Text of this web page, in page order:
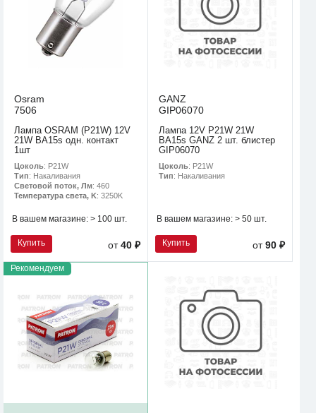
Osram
7506
Лампа OSRAM (P21W) 12V
21W BA15s одн. контакт
1шт
Цоколь: P21W
Тип: Накаливания
Световой поток, Лм: 460
Температура света, K: 3250K
В вашем магазине: > 100 шт.
Купить от40 ₽
GANZ
GIP06070
Лампа 12V P21W 21W
BA15s GANZ 2 шт. блистер
GIP06070
Цоколь: P21W
Тип: Накаливания
В вашем магазине: > 50 шт.
Купить от90 ₽
Рекомендуем